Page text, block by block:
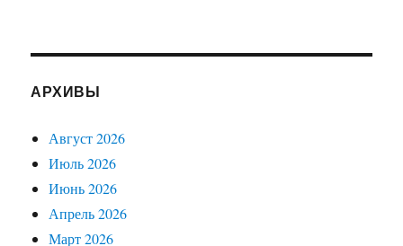
АРХИВЫ
Август 2026
Июль 2026
Июнь 2026
Апрель 2026
Март 2026